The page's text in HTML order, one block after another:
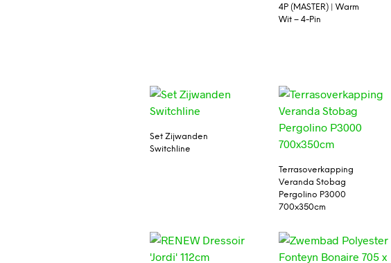
4P (MASTER) | Warm
Wit – 4-Pin
Set Zijwanden
Switchline
Terrasoverkapping
Veranda Stobag
Pergolino P3000
700x350cm